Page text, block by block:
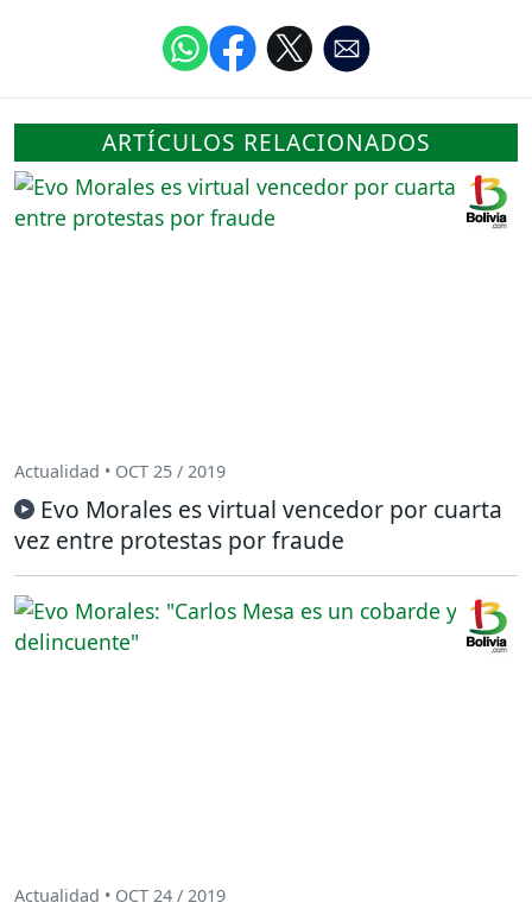
ARTÍCULOS RELACIONADOS
Actualidad • OCT 25 / 2019
Evo Morales es virtual vencedor por cuarta
vez entre protestas por fraude
Actualidad • OCT 24 / 2019